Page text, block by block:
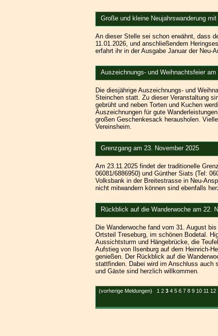
Große und kleine Neujahrswanderung
An dieser Stelle sei schon erwähnt, dass
11.01.2026, und anschließendem
erfahrt ihr in der Ausgabe Januar der Neu-
Auszeichnungs- und Weihnachtsfeier
Die diesjährige Auszeichnungs- und
Steinchen statt. Zu dieser Veranstaltung
gebrüht und neben Torten und Kuchen
Auszeichnungen für gute
großen Geschenkesack herausholen.
Vereinsheim.
Grenzgang am 23. November 2025
Am 23.11.2025 findet der traditionelle
06081/6886950) und Günther Siats (Tel:
Volksbank in der Breitestrasse in Neu-
nicht mitwandern können sind ebenfalls
Rückblick auf die Wanderwoche am 22.
Die Wanderwoche fand vom 31. August
Ortsteil Treseburg, im schönen Bodetal.
Aussichtsturm und Hängebrücke, die
Aufstieg von Ilsenburg auf dem Heinrich-
genießen. Der Rückblick auf die
stattfinden. Dabei wird im Anschluss auch
und Gäste sind herzlich willkommen.
(vorherige Meldungen) 1 2 3 4 5 6 7 8 9 10 11 12